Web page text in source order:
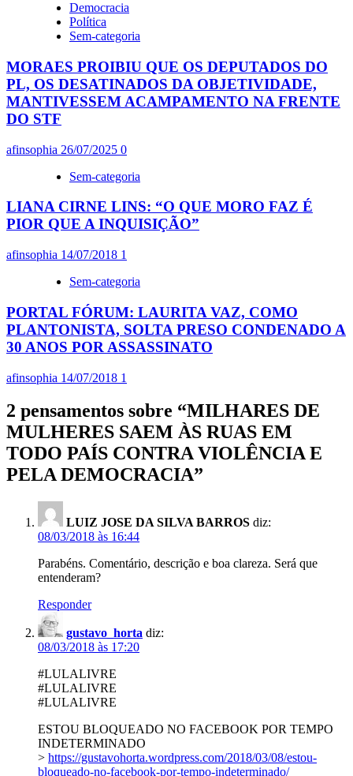
Democracia
Política
Sem-categoria
MORAES PROIBIU QUE OS DEPUTADOS DO
PL, OS DESATINADOS DA OBJETIVIDADE,
MANTIVESSEM ACAMPAMENTO NA FRENTE
DO STF
afinsophia 26/07/2025 0
Sem-categoria
LIANA CIRNE LINS: “O QUE MORO FAZ É
PIOR QUE A INQUISIÇÃO”
afinsophia 14/07/2018 1
Sem-categoria
PORTAL FÓRUM: LAURITA VAZ, COMO
PLANTONISTA, SOLTA PRESO CONDENADO A
30 ANOS POR ASSASSINATO
afinsophia 14/07/2018 1
2 pensamentos sobre “MILHARES DE
MULHERES SAEM ÀS RUAS EM
TODO PAÍS CONTRA VIOLÊNCIA E
PELA DEMOCRACIA”
LUIZ JOSE DA SILVA BARROS diz:
08/03/2018 às 16:44
Parabéns. Comentário, descrição e boa clareza. Será que
entenderam?
Responder
gustavo_horta diz:
08/03/2018 às 17:20
#LULALIVRE
#LULALIVRE
#LULALIVRE
ESTOU BLOQUEADO NO FACEBOOK POR TEMPO
INDETERMINADO
> https://gustavohorta.wordpress.com/2018/03/08/estou-
bloqueado-no-facebook-por-tempo-indeterminado/